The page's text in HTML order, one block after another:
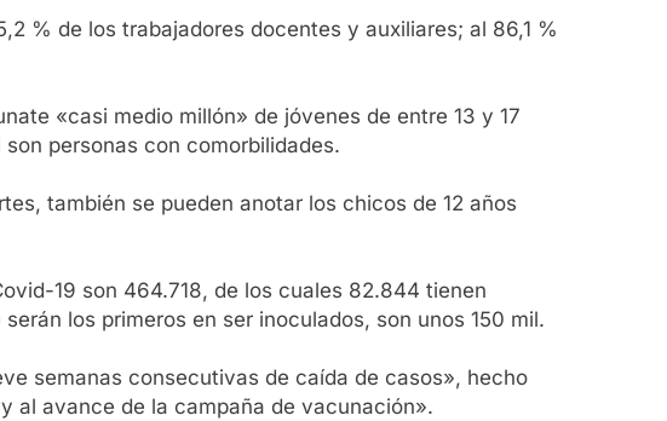
% de los trabajadores docentes y auxiliares; al 86,1 %
«casi medio millón» de jóvenes de entre 13 y 17
personas con comorbilidades.
también se pueden anotar los chicos de 12 años
19 son 464.718, de los cuales 82.844 tienen
los primeros en ser inoculados, son unos 150 mil.
semanas consecutivas de caída de casos», hecho
al avance de la campaña de vacunación».